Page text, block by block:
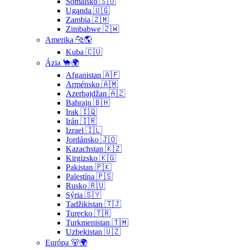
Uganda 🇺🇬
Zambia 🇿🇲
Zimbabwe 🇿🇼
Amerika 🐆🌎
Kuba 🇨🇺
Ázia 🐪🌍
Afganistan 🇦🇫
Arménsko 🇦🇲
Azerbajdžan 🇦🇿
Bahrajn 🇧🇭
Irak 🇮🇶
Irán 🇮🇷
Izrael 🇮🇱
Jordánsko 🇯🇴
Kazachstan 🇰🇿
Kirgizsko 🇰🇬
Pakistan 🇵🇰
Palestína 🇵🇸
Rusko 🇷🇺
Sýria 🇸🇾
Tadžikistan 🇹🇯
Turecko 🇹🇷
Turkmenistan 🇹🇲
Uzbekistan 🇺🇿
Európa 🐻🌍